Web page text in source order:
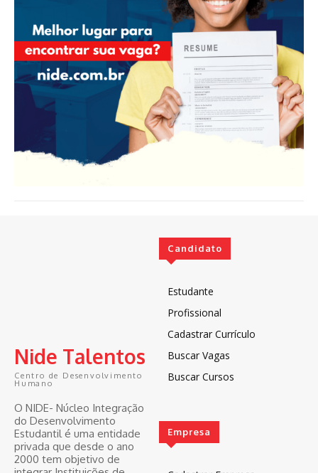
Nide Talentos
Centro de Desenvolvimento
Humano
O NIDE- Núcleo Integração
do Desenvolvimento
Estudantil é uma entidade
privada que desde o ano
2000 tem objetivo de
Candidato
Estudante
Profissional
Cadastrar Currículo
Buscar Vagas
Buscar Cursos
Empresa